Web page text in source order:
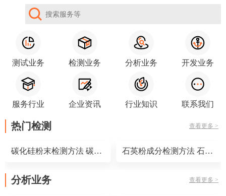
测试业务 检测业务 分析业务 开发业务
服务行业 企业资讯 行业知识 联系我们
热门检测 查看更多 >
碳化硅粉末检测方法 碳化硅粉末检测标准 石英粉成分检测方法 石英粉成分检测标准
分析业务 查看更多 >